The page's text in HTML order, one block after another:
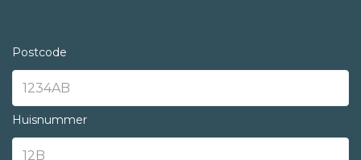
Postcode
Huisnummer